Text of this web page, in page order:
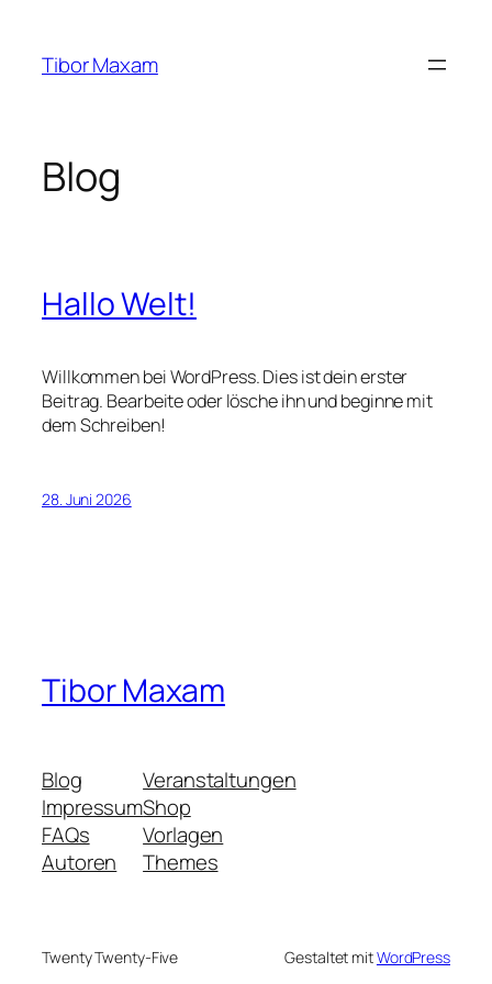
springen
Tibor Maxam
Blog
Hallo Welt!
Willkommen bei WordPress. Dies ist dein erster
Beitrag. Bearbeite oder lösche ihn und beginne mit
dem Schreiben!
28. Juni 2026
Tibor Maxam
Blog
Impressum
FAQs
Autoren
Veranstaltungen
Shop
Vorlagen
Themes
Twenty Twenty-Five Gestaltet mitWordPress